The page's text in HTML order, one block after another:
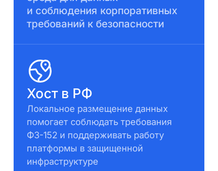
и соблюдения корпоративных
требований к безопасности
Хост в РФ
Локальное размещение данных
помогает соблюдать требования
ФЗ-152 и поддерживать работу
платформы в защищенной
инфраструктуре